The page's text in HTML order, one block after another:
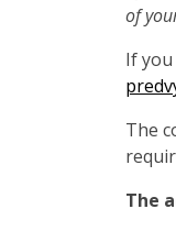
of
If
The
The